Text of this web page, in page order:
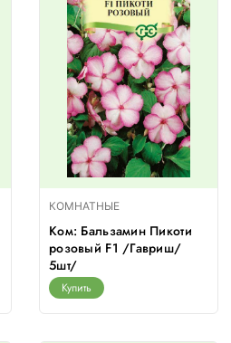
КОМНАТНЫЕ
Ком: Бальзамин Пикоти
розовый F1 /Гавриш/
5шт/
Купить